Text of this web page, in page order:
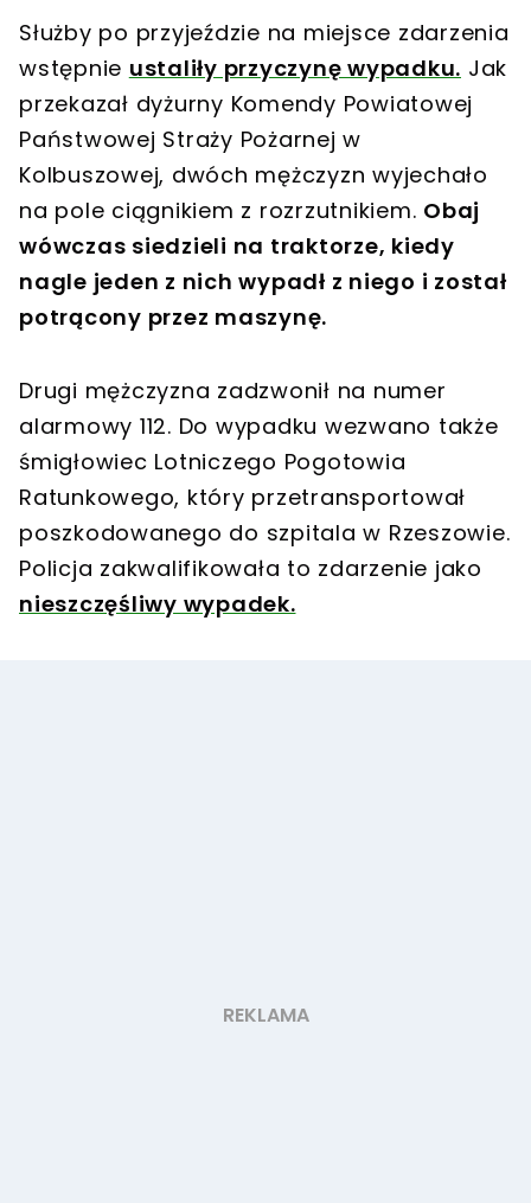
Służby po przyjeździe na miejsce zdarzenia
wstępnie ustaliły przyczynę wypadku. Jak
przekazał dyżurny Komendy Powiatowej
Państwowej Straży Pożarnej w
Kolbuszowej, dwóch mężczyzn wyjechało
na pole ciągnikiem z rozrzutnikiem. Obaj
wówczas siedzieli na traktorze, kiedy
nagle jeden z nich wypadł z niego i został
potrącony przez maszynę.
Drugi mężczyzna zadzwonił na numer
alarmowy 112. Do wypadku wezwano także
śmigłowiec Lotniczego Pogotowia
Ratunkowego, który przetransportował
poszkodowanego do szpitala w Rzeszowie.
Policja zakwalifikowała to zdarzenie jako
nieszczęśliwy wypadek.